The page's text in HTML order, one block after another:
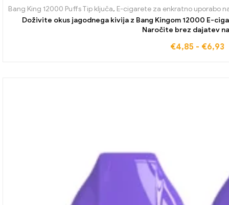
Bang King 12000 Puffs Tip ključa, E-cigarete za enkratno uporabo
Doživite okus jagodnega kivija z Bang Kingom 12000 E-
Naročite brez dajatev
€4,85 - €6,93